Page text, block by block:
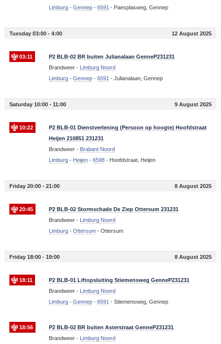
Limburg- Gennep- 6591 - Paesplasweg, Gennep
Tuesday 03:00 - 4:00 12 August 2025
03:11
P2 BLB-02 BR buiten Julianalaan GenneP231231
Brandweer - Limburg Noord
Limburg- Gennep- 6591 - Julianalaan, Gennep
Saturday 10:00 - 11:00 9 August 2025
10:22
P2 BLB-01 Dienstverlening (Persoon op hoogte) Hoofdstraat
Heijen 210851 231231
Brandweer - Brabant Noord
Limburg- Heijen- 6598- Hoofdstraat, Heijen
Friday 20:00 - 21:00 8 August 2025
20:45
P2 BLB-02 Stormschade De Ziep Ottersum 231231
Brandweer - Limburg Noord
Limburg- Ottersum- Ottersum
Friday 18:00 - 19:00 8 August 2025
18:11
P2 BLB-01 Liftopsluiting Stiemensweg GenneP231231
Brandweer - Limburg Noord
Limburg- Gennep- 6591 - Stiemensweg, Gennep
18:56
P2 BLB-02 BR buiten Asterstraat GenneP231231
Brandweer - Limburg Noord